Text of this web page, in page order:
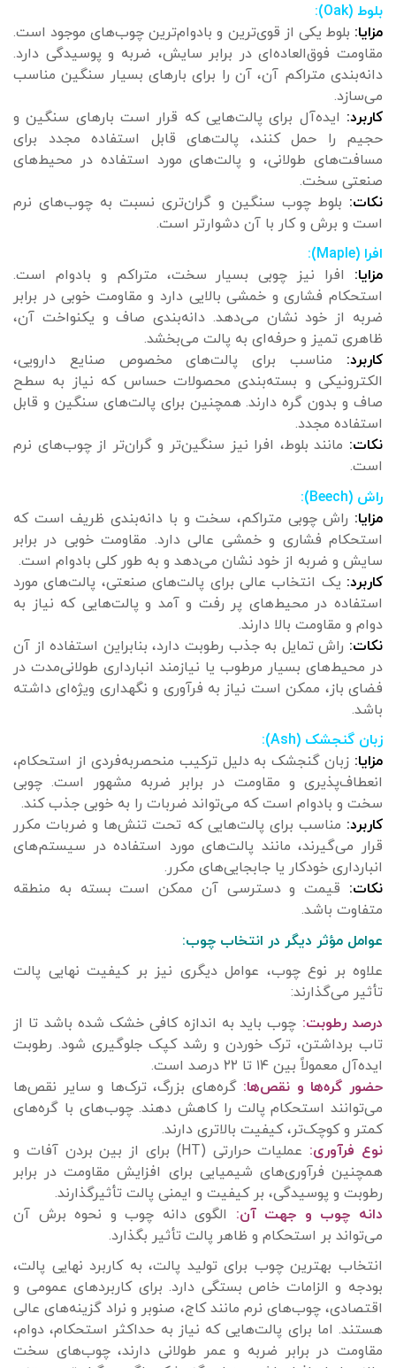
بلوط (Oak):
مزایا: بلوط یکی از قوی‌ترین و بادوام‌ترین چوب‌های موجود است.
مقاومت فوق‌العاده‌ای در برابر سایش، ضربه و پوسیدگی دارد.
دانه‌بندی متراکم آن، آن را برای بارهای بسیار سنگین مناسب
می‌سازد.
کاربرد: ایده‌آل برای پالت‌هایی که قرار است بارهای سنگین و
حجیم را حمل کنند، پالت‌های قابل استفاده مجدد برای
مسافت‌های طولانی، و پالت‌های مورد استفاده در محیط‌های
صنعتی سخت.
نکات: بلوط چوب سنگین و گران‌تری نسبت به چوب‌های نرم
است و برش و کار با آن دشوارتر است.
افرا (Maple):
مزایا: افرا نیز چوبی بسیار سخت، متراکم و بادوام است.
استحکام فشاری و خمشی بالایی دارد و مقاومت خوبی در برابر
ضربه از خود نشان می‌دهد. دانه‌بندی صاف و یکنواخت آن،
ظاهری تمیز و حرفه‌ای به پالت می‌بخشد.
کاربرد: مناسب برای پالت‌های مخصوص صنایع دارویی،
الکترونیکی و بسته‌بندی محصولات حساس که نیاز به سطح
صاف و بدون گره دارند. همچنین برای پالت‌های سنگین و قابل
استفاده مجدد.
نکات: مانند بلوط، افرا نیز سنگین‌تر و گران‌تر از چوب‌های نرم
است.
راش (Beech):
مزایا: راش چوبی متراکم، سخت و با دانه‌بندی ظریف است که
استحکام فشاری و خمشی عالی دارد. مقاومت خوبی در برابر
سایش و ضربه از خود نشان می‌دهد و به طور کلی بادوام است.
کاربرد: یک انتخاب عالی برای پالت‌های صنعتی، پالت‌های مورد
استفاده در محیط‌های پر رفت و آمد و پالت‌هایی که نیاز به
دوام و مقاومت بالا دارند.
نکات: راش تمایل به جذب رطوبت دارد، بنابراین استفاده از آن
در محیط‌های بسیار مرطوب یا نیازمند انبارداری طولانی‌مدت در
فضای باز، ممکن است نیاز به فرآوری و نگهداری ویژه‌ای داشته
باشد.
زبان گنجشک (Ash):
مزایا: زبان گنجشک به دلیل ترکیب منحصربه‌فردی از استحکام،
انعطاف‌پذیری و مقاومت در برابر ضربه مشهور است. چوبی
سخت و بادوام است که می‌تواند ضربات را به خوبی جذب کند.
کاربرد: مناسب برای پالت‌هایی که تحت تنش‌ها و ضربات مکرر
قرار می‌گیرند، مانند پالت‌های مورد استفاده در سیستم‌های
انبارداری خودکار یا جابجایی‌های مکرر.
نکات: قیمت و دسترسی آن ممکن است بسته به منطقه
متفاوت باشد.
عوامل مؤثر دیگر در انتخاب چوب:
علاوه بر نوع چوب، عوامل دیگری نیز بر کیفیت نهایی پالت
تأثیر می‌گذارند:
درصد رطوبت: چوب باید به اندازه کافی خشک شده باشد تا از
تاب برداشتن، ترک خوردن و رشد کپک جلوگیری شود. رطوبت
ایده‌آل معمولاً بین ۱۴ تا ۲۲ درصد است.
حضور گره‌ها و نقص‌ها: گره‌های بزرگ، ترک‌ها و سایر نقص‌ها
می‌توانند استحکام پالت را کاهش دهند. چوب‌های با گره‌های
کمتر و کوچک‌تر، کیفیت بالاتری دارند.
نوع فرآوری:
عملیات حرارتی (HT) برای از بین بردن آفات و
همچنین فرآوری‌های شیمیایی برای افزایش مقاومت در برابر
رطوبت و پوسیدگی، بر کیفیت و ایمنی پالت تأثیرگذارند.
دانه چوب و جهت آن: الگوی دانه چوب و نحوه برش آن
می‌تواند بر استحکام و ظاهر پالت تأثیر بگذارد.
انتخاب بهترین چوب برای تولید پالت، به کاربرد نهایی پالت،
بودجه و الزامات خاص بستگی دارد. برای کاربردهای عمومی و
اقتصادی، چوب‌های نرم مانند کاج، صنوبر و نراد گزینه‌های عالی
هستند. اما برای پالت‌هایی که نیاز به حداکثر استحکام، دوام،
مقاومت در برابر ضربه و عمر طولانی دارند، چوب‌های سخت